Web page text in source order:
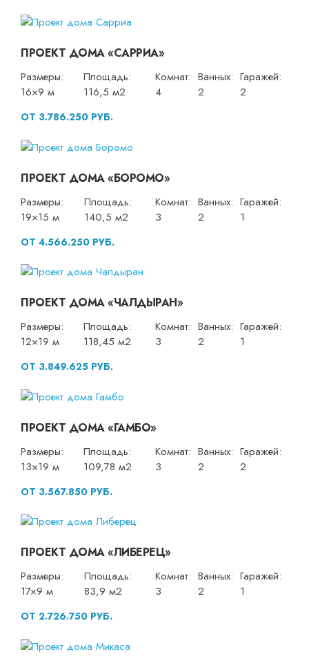
ПРОЕКТ ДОМА «САРРИА»
Размеры:
16×9 м
Площадь:
116,5 м2
Комнат:
4
Ванных:
2
Гаражей:
2
ОТ 3.786.250 РУБ.
ПРОЕКТ ДОМА «БОРОМО»
Размеры:
19×15 м
Площадь:
140,5 м2
Комнат:
3
Ванных:
2
Гаражей:
1
ОТ 4.566.250 РУБ.
ПРОЕКТ ДОМА «ЧАЛДЫРАН»
Размеры:
12×19 м
Площадь:
118,45 м2
Комнат:
3
Ванных:
2
Гаражей:
1
ОТ 3.849.625 РУБ.
ПРОЕКТ ДОМА «ГАМБО»
Размеры:
13×19 м
Площадь:
109,78 м2
Комнат:
3
Ванных:
2
Гаражей:
2
ОТ 3.567.850 РУБ.
ПРОЕКТ ДОМА «ЛИБЕРЕЦ»
Размеры:
17×9 м
Площадь:
83,9 м2
Комнат:
3
Ванных:
2
Гаражей:
1
ОТ 2.726.750 РУБ.